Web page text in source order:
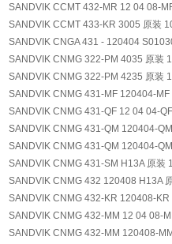
SANDVIK CCMT 432-MR 12 04 08-
SANDVIK CCMT 433-KR 3005 原装
SANDVIK CNGA 431 - 120404
SANDVIK CNMG 322-PM 4035 原装
SANDVIK CNMG 322-PM 4235 原装
SANDVIK CNMG 431-MF 120404-
SANDVIK CNMG 431-QF 12 04 04-
SANDVIK CNMG 431-QM 120404-
SANDVIK CNMG 431-QM 120404-
SANDVIK CNMG 431-SM H13A 原装
SANDVIK CNMG 432 120408 H13A
SANDVIK CNMG 432-KR 120408-
SANDVIK CNMG 432-MM 12 04 08-
SANDVIK CNMG 432-MM 120408-